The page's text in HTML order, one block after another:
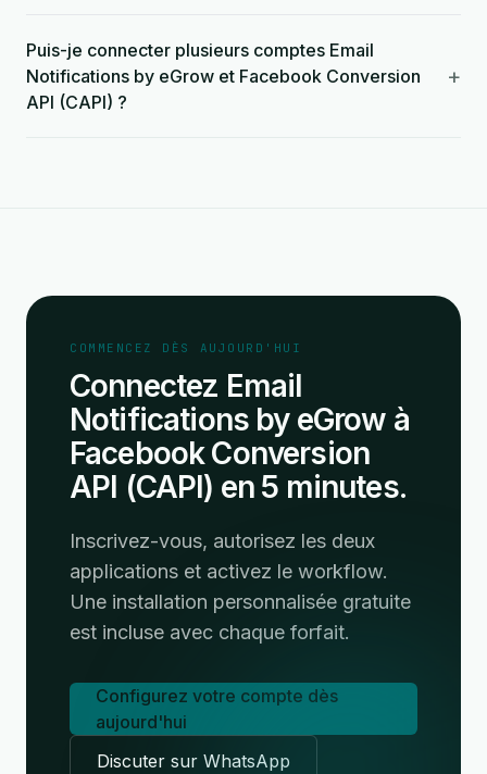
Puis-je connecter plusieurs comptes Email
Notifications by eGrow et Facebook Conversion
API (CAPI) ?
+
COMMENCEZ DÈS AUJOURD'HUI
Connectez Email
Notifications by eGrow à
Facebook Conversion
API (CAPI) en 5 minutes.
Inscrivez-vous, autorisez les deux
applications et activez le workflow.
Une installation personnalisée gratuite
est incluse avec chaque forfait.
Configurez votre compte dès
aujourd'hui
Discuter sur WhatsApp